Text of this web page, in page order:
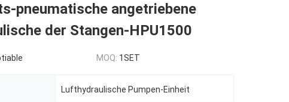
pneumatische angetriebene
der Stangen-HPU1500
MOQ: 1SET
Lufthydraulische Pumpen-Einheit